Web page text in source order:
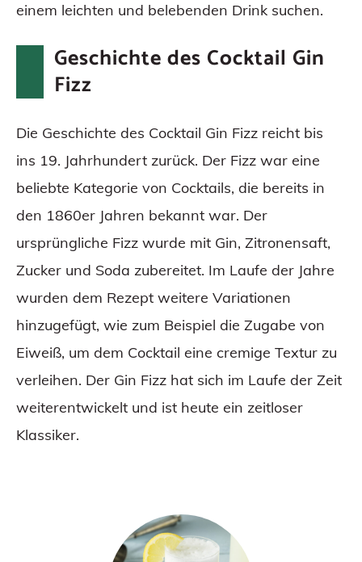
einem leichten und belebenden Drink suchen.
Geschichte des Cocktail Gin
Fizz
Die Geschichte des Cocktail Gin Fizz reicht bis
ins 19. Jahrhundert zurück. Der Fizz war eine
beliebte Kategorie von Cocktails, die bereits in
den 1860er Jahren bekannt war. Der
ursprüngliche Fizz wurde mit Gin, Zitronensaft,
Zucker und Soda zubereitet. Im Laufe der Jahre
wurden dem Rezept weitere Variationen
hinzugefügt, wie zum Beispiel die Zugabe von
Eiweiß, um dem Cocktail eine cremige Textur zu
verleihen. Der Gin Fizz hat sich im Laufe der Zeit
weiterentwickelt und ist heute ein zeitloser
Klassiker.